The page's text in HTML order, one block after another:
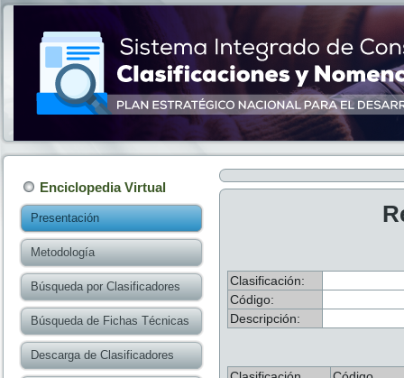
Enciclopedia Virtual
Presentación
Metodología
Búsqueda por Clasificadores
Búsqueda de Fichas Técnicas
Descarga de Clasificadores
Clasificación:
Código:
Descripción: